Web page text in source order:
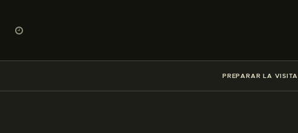
PREPARAR LA VISITA
█